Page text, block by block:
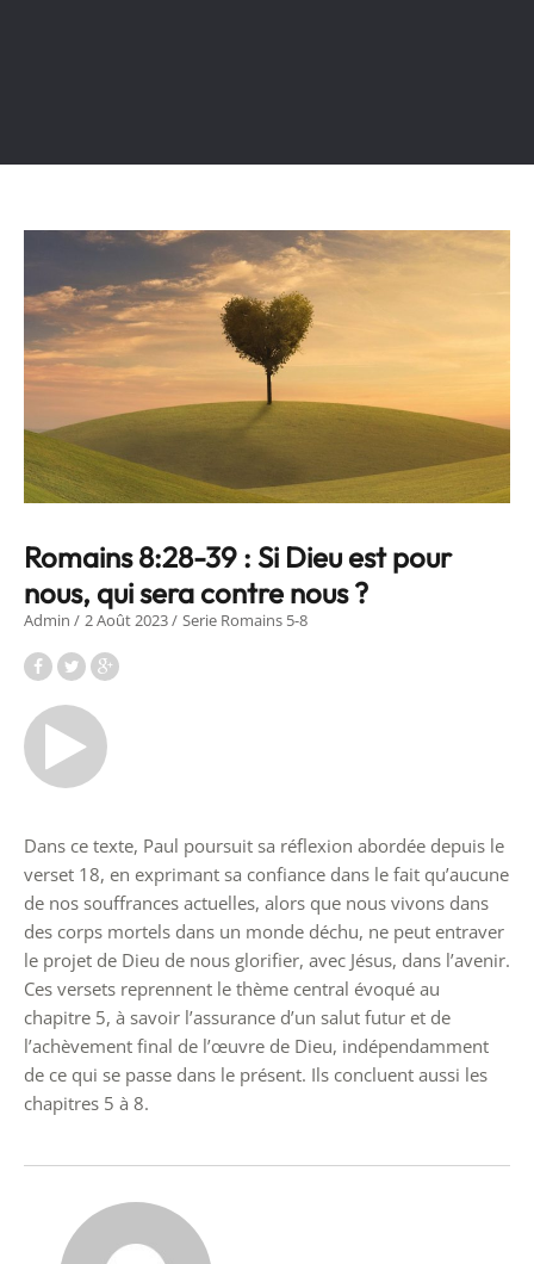
Romains 8:28-39 : Si Dieu est pour
nous, qui sera contre nous ?
Admin 2 Août 2023 Serie Romains 5-8
Dans ce texte, Paul poursuit sa réflexion abordée depuis le
verset 18, en exprimant sa confiance dans le fait qu’aucune
de nos souffrances actuelles, alors que nous vivons dans
des corps mortels dans un monde déchu, ne peut entraver
le projet de Dieu de nous glorifier, avec Jésus, dans l’avenir.
Ces versets reprennent le thème central évoqué au
chapitre 5, à savoir l’assurance d’un salut futur et de
l’achèvement final de l’œuvre de Dieu, indépendamment
de ce qui se passe dans le présent. Ils concluent aussi les
chapitres 5 à 8.